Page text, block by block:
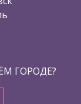
ГОРОДЕ?